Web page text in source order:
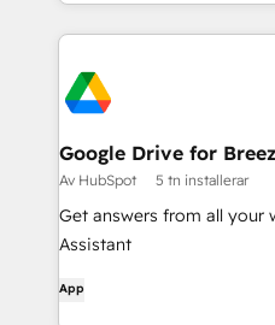
Google Drive for
Av HubSpot 5 tn installerar
Get answers from all your
Assistant
App